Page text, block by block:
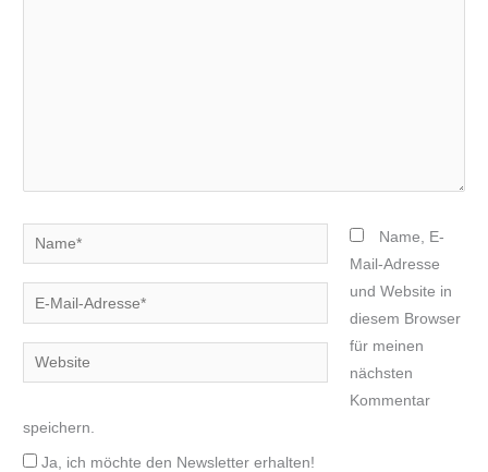
Name*
E-
Mail-
Website
Name, E-
Mail-Adresse
und Website in
diesem Browser
für meinen
nächsten
Kommentar
speichern.
Ja, ich möchte den Newsletter erhalten!